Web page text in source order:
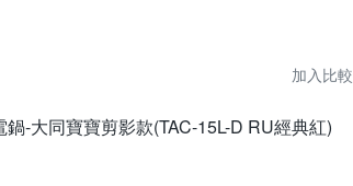
加入比較
-大同寶寶剪影款(TAC-15L-D RU經典紅)